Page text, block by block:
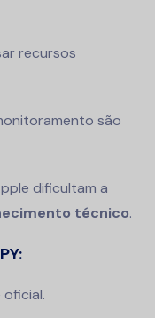
recursos
são
dificultam a
técnico.